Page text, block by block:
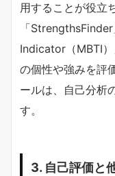
用することが役立
「
Indicator（MBTI
の個性や強みを評
ールは、自己分析
す。
3. 自己評価と